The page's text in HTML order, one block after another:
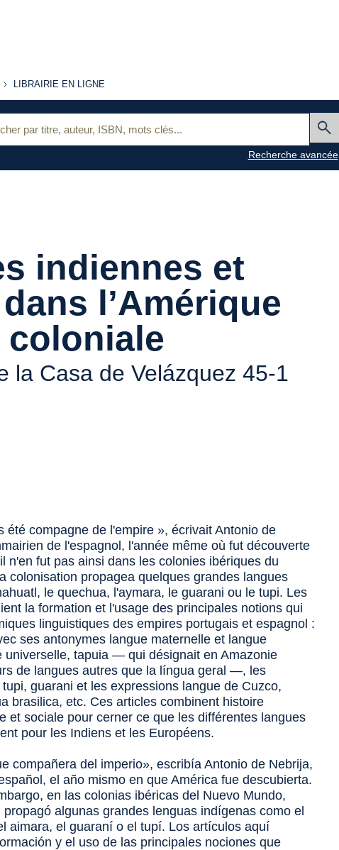
LIBRAIRIE
LIBRAIRIE EN LIGNE
Recherche avancée
indiennes et
l’Amérique
coloniale
la Casa de Velázquez 45-1
été compagne de l'empire », écrivait Antonio de
de l'espagnol, l'année même où fut découverte
n'en fut pas ainsi dans les colonies ibériques du
colonisation propagea quelques grandes langues
le quechua, l'aymara, le guarani ou le tupi. Les
la formation et l'usage des principales notions qui
linguistiques des empires portugais et espagnol :
ses antonymes langue maternelle et langue
tapuia — qui désignait en Amazonie
de langues autres que la língua geral —, les
guarani et les expressions langue de Cuzco,
brasilica, etc. Ces articles combinent histoire
et sociale pour cerner ce que les différentes langues
pour les Indiens et les Européens.
compañera del imperio», escribía Antonio de Nebrija,
el año mismo en que América fue descubierta.
en las colonias ibéricas del Nuevo Mundo,
algunas grandes lenguas indígenas como el
aimara, el guaraní o el tupí. Los artículos aquí
y el uso de las principales nociones que